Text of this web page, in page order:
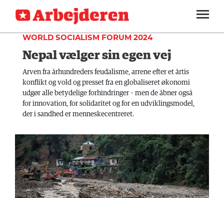
SEKTIONER
ARBEJDEREN
MENER
FAGLIGT
INDLAND
KULTUR
KALENDER
BLOGS
SOUNDCLOUD
ABONNER
LOG IND
WORLD SOCIALISM FORUM 2024
Nepal vælger sin egen vej
Arven fra århundreders feudalisme, arrene efter et årtis
konflikt og vold og presset fra en globaliseret økonomi
udgør alle betydelige forhindringer – men de åbner også
for innovation, for solidaritet og for en udviklingsmodel,
der i sandhed er menneskecentreret.